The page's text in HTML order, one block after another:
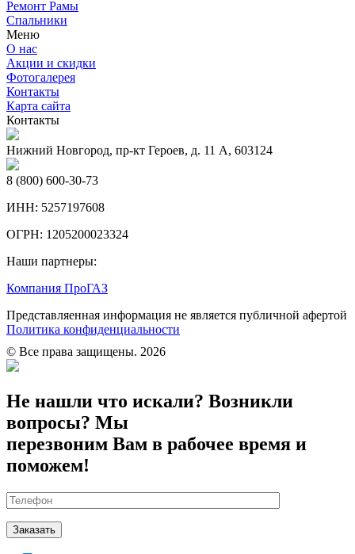
Ремонт Рамы
Спальники
Меню
О нас
Акции и скидки
Фотогалерея
Контакты
Карта сайта
Контакты
Нижний Новгород, пр-кт Героев, д. 11 А, 603124
8 (800) 600-30-73
ИНН: 5257197608
ОГРН: 1205200023324
Наши партнеры:
Компания ПроГАЗ
Представляенная информация не является публичной афертой
Политика конфиденциальности
© Все права защищены. 2026
Не нашли что искали? Возникли
вопросы? Мы
перезвоним Вам в рабочее время и
поможем!